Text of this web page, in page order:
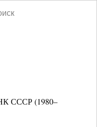
СССР (1980–